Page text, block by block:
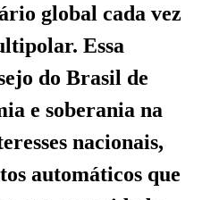
global cada vez
Essa
do Brasil de
e soberania na
nacionais,
automáticos que